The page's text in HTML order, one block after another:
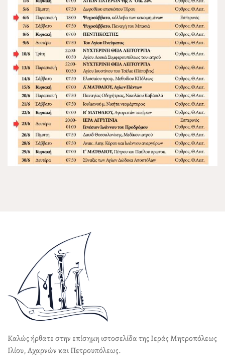
Καλώς ήρθατε στην επίσημη ιστοσελίδα της Ιεράς Μητροπόλεως
Ιλίου, Αχαρνών και Πετρουπόλεως.